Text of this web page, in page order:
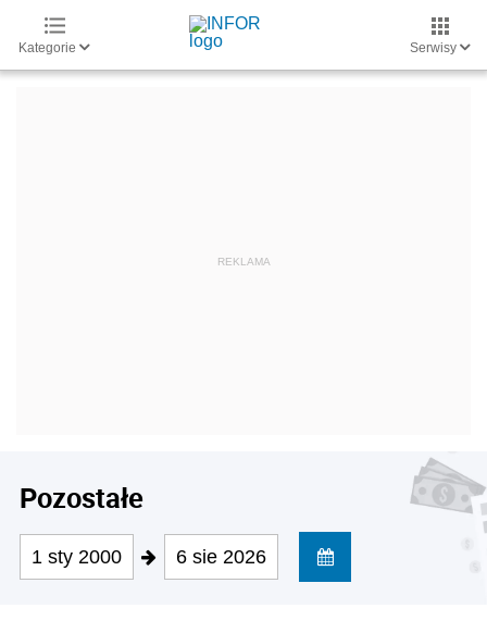
Kategorie Serwisy
Pozostałe
1 sty 2000 6 sie 2026